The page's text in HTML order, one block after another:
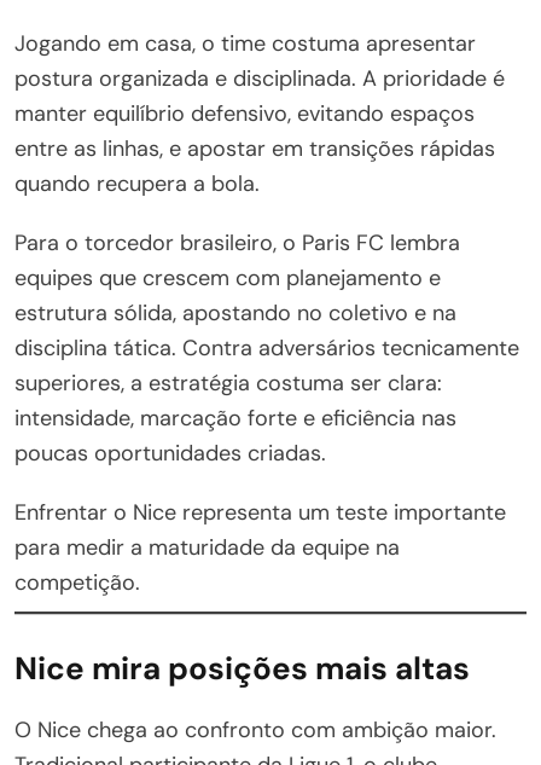
Jogando em casa, o time costuma apresentar
postura organizada e disciplinada. A prioridade é
manter equilíbrio defensivo, evitando espaços
entre as linhas, e apostar em transições rápidas
quando recupera a bola.
Para o torcedor brasileiro, o Paris FC lembra
equipes que crescem com planejamento e
estrutura sólida, apostando no coletivo e na
disciplina tática. Contra adversários tecnicamente
superiores, a estratégia costuma ser clara:
intensidade, marcação forte e eficiência nas
poucas oportunidades criadas.
Enfrentar o Nice representa um teste importante
para medir a maturidade da equipe na
competição.
Nice mira posições mais altas
O Nice chega ao confronto com ambição maior.